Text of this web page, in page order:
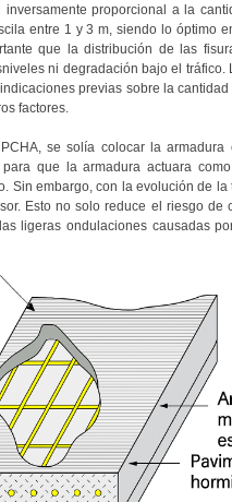
proporcional a la
entre 1 y 3 m, siendo lo óptimo
que la distribución de las
ni degradación bajo el
previas sobre la
factores.
se solía colocar la
que la armadura actuara
Sin embargo, con la evolución de
Esto no solo reduce el riesgo de
ligeras ondulaciones causadas